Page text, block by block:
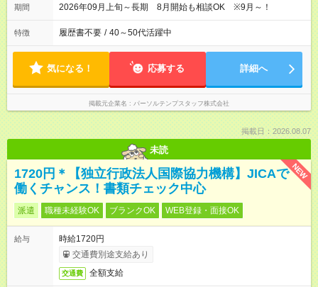
期間 2026年09月上旬～長期 8月開始も相談OK ※9月～！
特徴 履歴書不要 / 40～50代活躍中
気になる！ 応募する 詳細へ
掲載元企業名 パーソルテンプスタッフ株式会社
掲載日：2026.08.07
未読
NEW
1720円＊【独立行政法人国際協力機構】JICAで
働くチャンス！書類チェック中心
派遣 職種未経験OK ブランクOK WEB登録・面接OK
給与
時給1720円
交通費別途支給あり
交通費 全額支給